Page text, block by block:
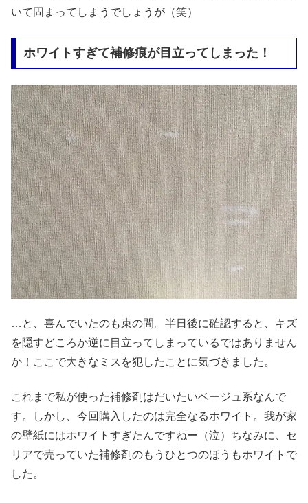
いて固まってしまうでしょうが（笑）
ホワイトすぎて補修痕が目立ってしまった！
…と、喜んでいたのも束の間。半日後に確認すると、キズ
を隠すどころか逆に目立ってしまっているではありません
か！ここで大きなミスを犯したことに気づきました。
これまで私が使った補修剤はだいたいベージュ系なんで
す。しかし、今回購入したのは完全なるホワイト。我が家
の壁紙にはホワイトすぎたんですねー（泣）ちなみに、セ
リアで売っていた補修剤のもうひとつのほうもホワイトで
した。